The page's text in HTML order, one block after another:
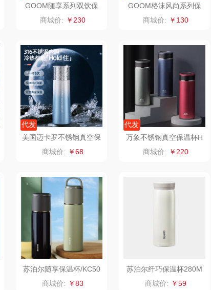
伊莎贝拉 荣事达（品牌方） 得力
臻牧 真不二 富安娜（包销款
杜邦（餐具类） 云栖桦田
奥克斯 五丰黎红 小胖爪
味滋源（品牌方） 立时olayks
梦洁 润培
三胖蛋 奈斯派索
都乐Dole
朗赫
皮尔卡丹（皮具
类）
傲胜OSIM
狮峰 温仑山（电器类） 洁丽雅（代理商）
GOOM随享系列双饮保
商城价: ￥230
GOOM格沫风尚系列保
商城价: ￥130
代发
美国迈卡罗不锈钢真空保
温杯MC-6510BW
商城价: ￥68
代发
万象不锈钢真空保温杯H
商城价: ￥220
苏泊尔随享保温杯/KC50
HY30
商城价: ￥83
苏泊尔纤巧保温杯280M
L.珍珠白/KCV28AK10
商城价: ￥59